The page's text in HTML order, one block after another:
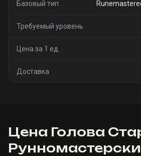
Базовый тип
Требуемый уровень
Цена за 1 ед.
Доставка
Цена Голова